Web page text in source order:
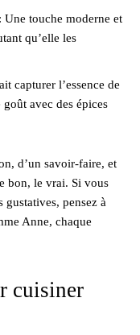
: Une touche moderne et
qu’elle les
capturer l’essence de
avec des épices
d’un savoir-faire, et
bon, le vrai. Si vous
gustatives, pensez à
Anne, chaque
cuisiner